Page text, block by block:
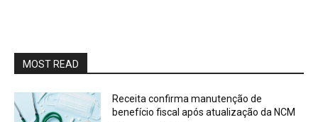
MOST READ
Receita confirma manutenção de
benefício fiscal após atualização da NCM